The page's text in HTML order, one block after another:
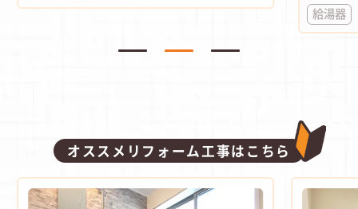
給湯器
オススメリフォーム工事はこちら